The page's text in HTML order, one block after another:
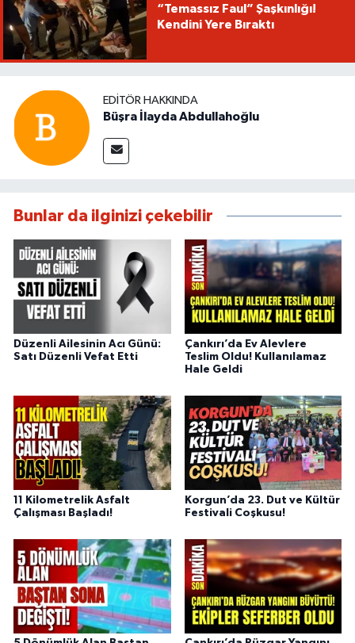
“Temassız Faul” Şaşkınlığı!
Kendini Yere Bıraktı
EDITÖR HAKKINDA
Büşra İlayda Abdullahoğlu
Bunlar da ilginizi çekebilir
Düzenli Ailesinin Acı Günü:
Satı Düzenli Vefat Etti
Çankırı’da Ev Alevlere
Teslim Oldu! Kullanılamaz
Hale Geldi
11 Kilometrelik Asfalt
Çalışması Başladı!
Korgun’da 23. Dut ve Kültür
Festivali Coşkusu!